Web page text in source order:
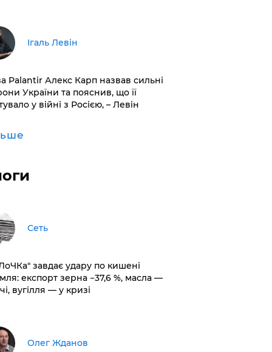
Ігаль Левін
Palantir Алекс Карп назвав сильні
України та пояснив, що її
у війні з Росією, – Левін
Сеть
завдає удару по кишені
експорт зерна −37,6 %, масла —
вугілля — у кризі
Олег Жданов